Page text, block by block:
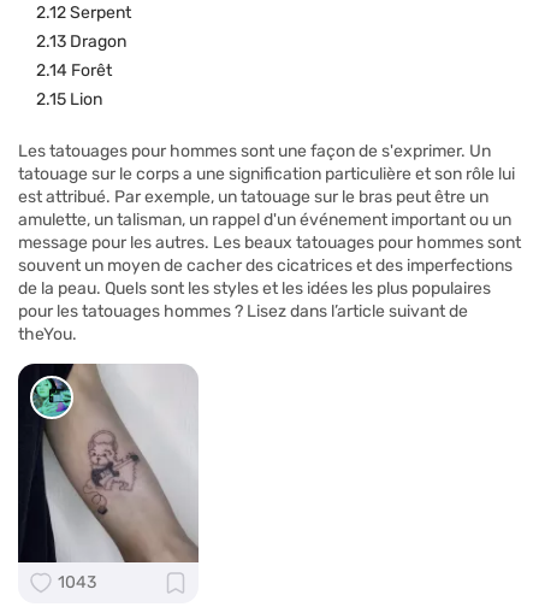
2.12 Serpent
2.13 Dragon
2.14 Forêt
2.15 Lion
Les tatouages pour hommes sont une façon de s'exprimer. Un
tatouage sur le corps a une signification particulière et son rôle lui
est attribué. Par exemple, un tatouage sur le bras peut être un
amulette, un talisman, un rappel d'un événement important ou un
message pour les autres. Les beaux tatouages pour hommes sont
souvent un moyen de cacher des cicatrices et des imperfections
de la peau. Quels sont les styles et les idées les plus populaires
pour les tatouages hommes ? Lisez dans l’article suivant de
theYou.
1043